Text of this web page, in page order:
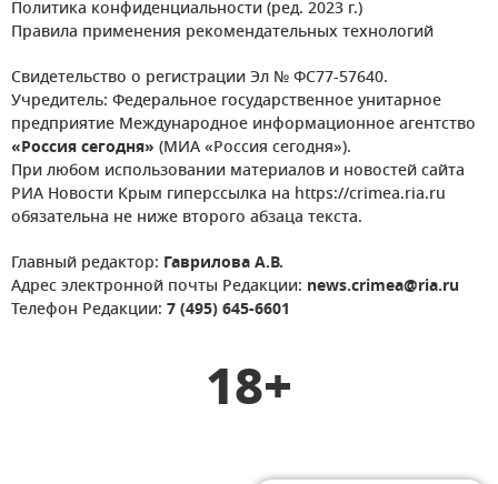
Политика конфиденциальности (ред. 2023 г.)
Правила применения рекомендательных технологий
Свидетельство о регистрации Эл № ФС77-57640.
Учредитель: Федеральное государственное унитарное
предприятие Международное информационное агентство
«Россия сегодня» (МИА «Россия сегодня»).
При любом использовании материалов и новостей сайта
РИА Новости Крым гиперссылка на https://crimea.ria.ru
обязательна не ниже второго абзаца текста.
Главный редактор: Гаврилова А.В.
Адрес электронной почты Редакции: news.crimea@ria.ru
Телефон Редакции: 7 (495) 645-6601
18+